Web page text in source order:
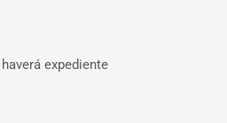
expediente